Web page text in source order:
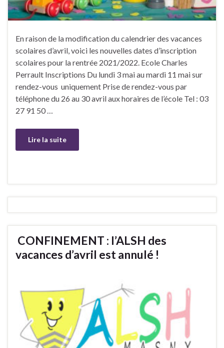
En raison de la modification du calendrier des vacances
scolaires d’avril, voici les nouvelles dates d’inscription
scolaires pour la rentrée 2021/2022. Ecole Charles
Perrault Inscriptions Du lundi 3 mai au mardi 11 mai sur
rendez-vous uniquement Prise de rendez-vous par
téléphone du 26 au 30 avril aux horaires de l’école Tel : 03
27 91 50 …
Lire la suite
CONFINEMENT : l’ALSH des
vacances d’avril est annulé !